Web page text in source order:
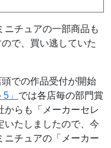
ニチュアの一部商品も
で、買い逃していた
での作品受付が開始
」 では各店毎の部門賞
からも「メーカーセレ
いたしましたので、今
ニチュアの「メーカー